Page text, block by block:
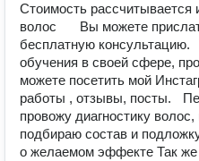
Стоимость рассчитывается
волос Вы можете
бесплатную
обучения в своей сфере,
можете посетить мой
работы , отзывы, посты.
провожу диагностику
подбираю состав и
о желаемом эффекте Так